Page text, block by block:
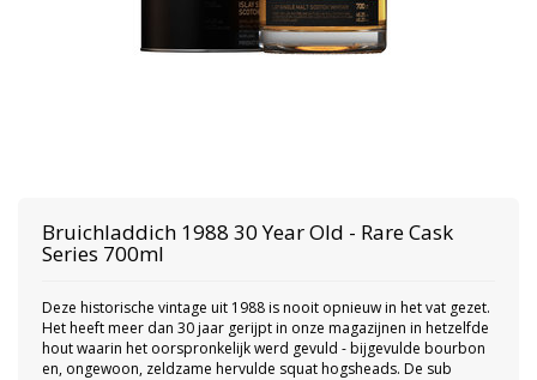
Bruichladdich 1988 30 Year Old - Rare Cask
Series 700ml
Deze historische vintage uit 1988 is nooit opnieuw in het vat gezet.
Het heeft meer dan 30 jaar gerijpt in onze magazijnen in hetzelfde
hout waarin het oorspronkelijk werd gevuld - bijgevulde bourbon
en, ongewoon, zeldzame hervulde squat hogsheads. De sub